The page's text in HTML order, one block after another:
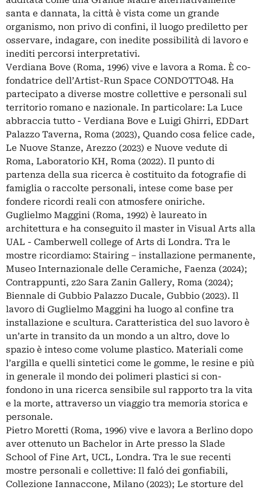
santa e dannata, la città è vista come un grande
organismo, non privo di confini, il luogo prediletto per
osservare, indagare, con inedite possibilità di lavoro e
inediti percorsi interpretativi.
Verdiana Bove (Roma, 1996) vive e lavora a Roma. È co-
fondatrice dell’Artist-Run Space CONDOTTO48. Ha
partecipato a diverse mostre collettive e personali sul
territorio romano e nazionale. In particolare: La Luce
abbraccia tutto - Verdiana Bove e Luigi Ghirri, EDDart
Palazzo Taverna, Roma (2023), Quando cosa felice cade,
Le Nuove Stanze, Arezzo (2023) e Nuove vedute di
Roma, Laboratorio KH, Roma (2022). Il punto di
partenza della sua ricerca è costituito da fotografie di
famiglia o raccolte personali, intese come base per
fondere ricordi reali con atmosfere oniriche.
Guglielmo Maggini (Roma, 1992) è laureato in
architettura e ha conseguito il master in Visual Arts alla
UAL - Camberwell college of Arts di Londra. Tra le
mostre ricordiamo: Stairing – installazione permanente,
Museo Internazionale delle Ceramiche, Faenza (2024);
Contrappunti, z2o Sara Zanin Gallery, Roma (2024);
Biennale di Gubbio Palazzo Ducale, Gubbio (2023). Il
lavoro di Guglielmo Maggini ha luogo al confine tra
installazione e scultura. Caratteristica del suo lavoro è
un’arte in transito da un mondo a un altro, dove lo
spazio è inteso come volume plastico. Materiali come
l’argilla e quelli sintetici come le gomme, le resine e più
in generale il mondo dei polimeri plastici si con-
fondono in una ricerca sensibile sul rapporto tra la vita
e la morte, attraverso un viaggio tra memoria storica e
personale.
Pietro Moretti (Roma, 1996) vive e lavora a Berlino dopo
aver ottenuto un Bachelor in Arte presso la Slade
School of Fine Art, UCL, Londra. Tra le sue recenti
mostre personali e collettive: Il faló dei gonfiabili,
Collezione Iannaccone, Milano (2023); Le storture del